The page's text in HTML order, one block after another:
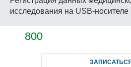
исследования на USB-носителе
800